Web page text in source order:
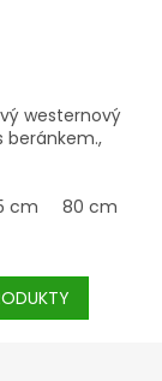
westernový
beránkem.,
cm 80 cm